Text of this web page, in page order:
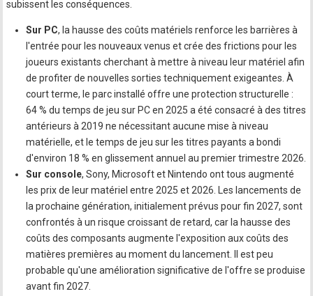
subissent les conséquences.
Sur PC, la hausse des coûts matériels renforce les barrières à
l'entrée pour les nouveaux venus et crée des frictions pour les
joueurs existants cherchant à mettre à niveau leur matériel afin
de profiter de nouvelles sorties techniquement exigeantes. À
court terme, le parc installé offre une protection structurelle :
64 % du temps de jeu sur PC en 2025 a été consacré à des titres
antérieurs à 2019 ne nécessitant aucune mise à niveau
matérielle, et le temps de jeu sur les titres payants a bondi
d'environ 18 % en glissement annuel au premier trimestre 2026.
Sur console, Sony, Microsoft et Nintendo ont tous augmenté
les prix de leur matériel entre 2025 et 2026. Les lancements de
la prochaine génération, initialement prévus pour fin 2027, sont
confrontés à un risque croissant de retard, car la hausse des
coûts des composants augmente l'exposition aux coûts des
matières premières au moment du lancement. Il est peu
probable qu'une amélioration significative de l'offre se produise
avant fin 2027.